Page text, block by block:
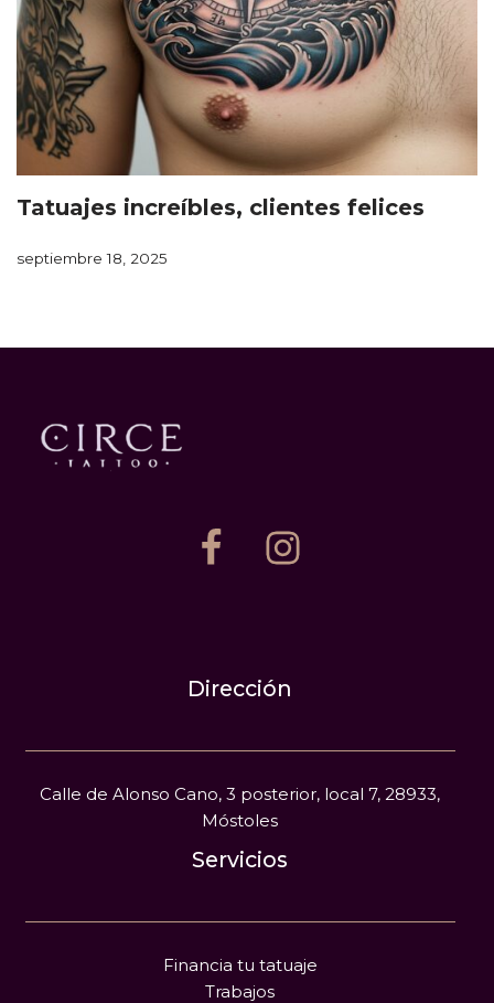
Tatuajes increíbles, clientes felices
septiembre 18, 2025
Dirección
Calle de Alonso Cano, 3 posterior, local 7, 28933,
Móstoles
Servicios
Financia tu tatuaje
Trabajos